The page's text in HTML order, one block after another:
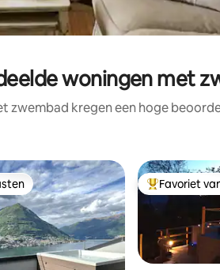
woningen met
zwembad kregen een hoge
Topfavoriet
Favoriet